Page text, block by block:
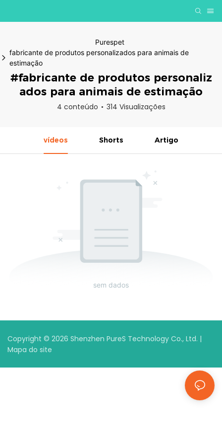
Purespet
fabricante de produtos personalizados para animais de
estimação
#fabricante de produtos personaliz
ados para animais de estimação
4 conteúdo 314 Visualizações
vídeos Shorts Artigo
sem dados
Copyright © 2026 Shenzhen PureS Technology Co., Ltd. |
Mapa do site